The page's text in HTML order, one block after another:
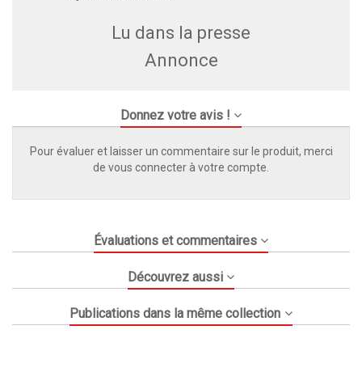
Lu dans la presse
Annonce
Donnez votre avis !
Pour évaluer et laisser un commentaire sur le produit, merci
de vous connecter à votre compte.
Évaluations et commentaires
Découvrez aussi
Publications dans la même collection